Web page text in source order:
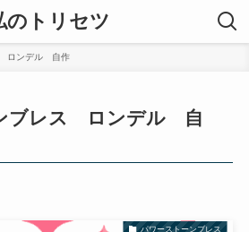
のトリセツ
ロンデル 自作
ブレス ロンデル 自
パワーストーンブレス